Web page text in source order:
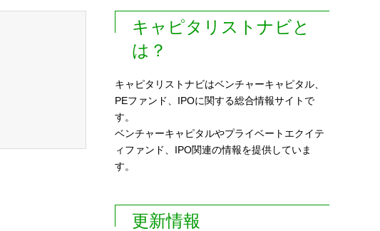
キャピタリストナビと
は？
キャピタリストナビはベンチャーキャピタル、
PEファンド、IPOに関する総合情報サイトで
す。
ベンチャーキャピタルやプライベートエクイテ
ィファンド、IPO関連の情報を提供していま
す。
更新情報